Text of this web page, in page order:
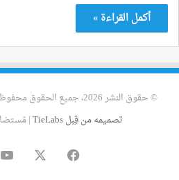
أكمل القراءة »
© حقوق النشر 2026، جميع الحقوق محفوظة |
تصميمه من قِبل TieLabs
|
فيسبوك